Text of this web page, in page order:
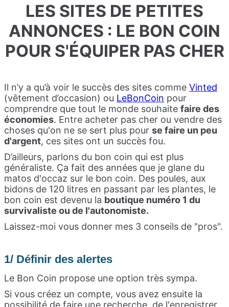
LES SITES DE PETITES
ANNONCES : LE BON COIN
POUR S'ÉQUIPER PAS CHER
Il n’y a qu’à voir le succès des sites comme Vinted
(vêtement d’occasion) ou LeBonCoin pour
comprendre que tout le monde souhaite faire des
économies. Entre acheter pas cher ou vendre des
choses qu'on ne se sert plus pour se faire un peu
d'argent, ces sites ont un succès fou.
D’ailleurs, parlons du bon coin qui est plus
généraliste. Ça fait des années que je glane du
matos d'occaz sur le bon coin. Des poules, aux
bidons de 120 litres en passant par les plantes, le
bon coin est devenu la boutique numéro 1 du
survivaliste ou de l'autonomiste.
Laissez-moi vous donner mes 3 conseils de "pros".
1/ Définir des alertes
Le Bon Coin propose une option très sympa.
Si vous créez un compte, vous avez ensuite la
possibilité de faire une recherche, de l'enregistrer